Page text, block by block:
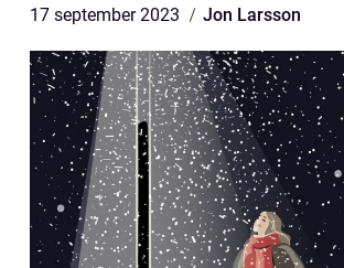
17 september 2023 Jon Larsson